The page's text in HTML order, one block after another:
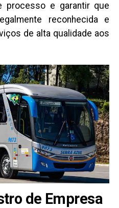
processo e garantir que
reconhecida e
de alta qualidade aos
de Empresa